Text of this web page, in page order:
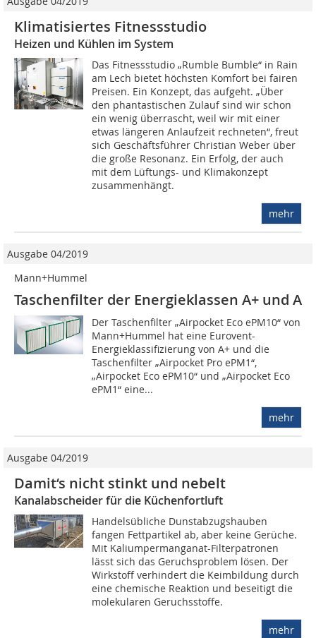
Klimatisiertes Fitnessstudio
Heizen und Kühlen im System
Das Fitnessstudio „Rumble Bumble“ in Rain
am Lech bietet höchsten Komfort bei fairen
Preisen. Ein Konzept, das aufgeht. „Über
den phantastischen Zulauf sind wir schon
ein wenig überrascht, weil wir mit einer
etwas längeren Anlaufzeit rechneten“, freut
sich Geschäftsführer Christian Weber über
die große Resonanz. Ein Erfolg, der auch
mit dem Lüftungs- und Klimakonzept
zusammenhängt.
mehr
Ausgabe 04/2019
Mann+Hummel
Taschenfilter der Energieklassen A+ und A
Der Taschenfilter „Airpocket Eco ePM10“ von
Mann+Hummel hat eine Eurovent-
Energieklassifizierung von A+ und die
Taschenfilter „Airpocket Pro ePM1“,
„Airpocket Eco ePM10“ und „Airpocket Eco
ePM1“ eine...
mehr
Ausgabe 04/2019
Damit‘s nicht stinkt und nebelt
Kanalabscheider für die Küchenfortluft
Handelsübliche Dunstabzugshauben
fangen Fettpartikel ab, aber keine Gerüche.
Mit Kaliumpermanganat-Filterpatronen
lässt sich das Geruchsproblem lösen. Der
Wirkstoff verhindert die Keimbildung durch
eine chemische Reaktion und beseitigt die
molekularen Geruchsstoffe.
mehr